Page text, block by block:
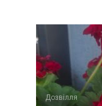
Дозвілля